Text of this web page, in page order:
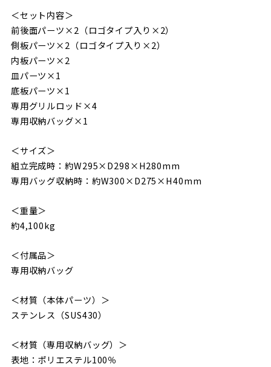
＜セット内容＞
前後面パーツ×2（ロゴタイプ入り×2）
側板パーツ×2（ロゴタイプ入り×2）
内板パーツ×2
皿パーツ×1
底板パーツ×1
専用グリルロッド×4
専用収納バッグ×1
＜サイズ＞
組立完成時：約W295×D298×H280mm
専用バッグ収納時：約W300×D275×H40mm
＜重量＞
約4,100kg
＜付属品＞
専用収納バッグ
＜材質（本体パーツ）＞
ステンレス（SUS430）
＜材質（専用収納バッグ）＞
表地：ポリエステル100％